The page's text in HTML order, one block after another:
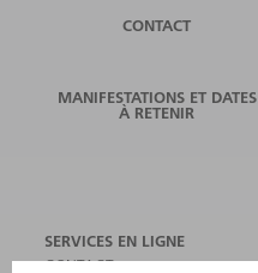
CONTACT
MANIFESTATIONS ET DATES
À RETENIR
SERVICES EN LIGNE
CONTACT